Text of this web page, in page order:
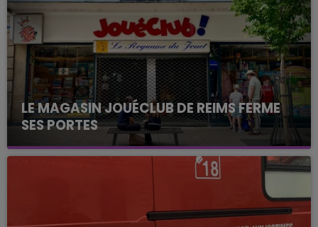
LE MAGASIN JOUÉCLUB DE REIMS FERME
SES PORTES
C'était l'une des institutions du centre-ville
rémois. Le magasin JouéClub est contraint de